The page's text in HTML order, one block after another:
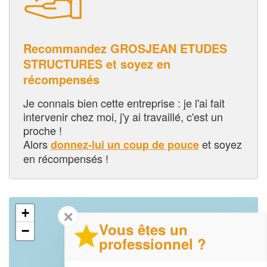
Recommandez GROSJEAN ETUDES
STRUCTURES et soyez en
récompensés
Je connais bien cette entreprise : je l'ai fait
intervenir chez moi, j'y ai travaillé, c'est un
proche !
Alorsdonnez-lui un coup de pouceet soyez
en récompensés !
+
−
✕
Vous êtes un
professionnel ?